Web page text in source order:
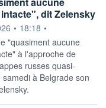
dit Zelensky
• 18:18 •
"quasiment aucune
à l'approche de
russes quasi-
à Belgrade son